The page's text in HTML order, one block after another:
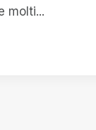
molti...